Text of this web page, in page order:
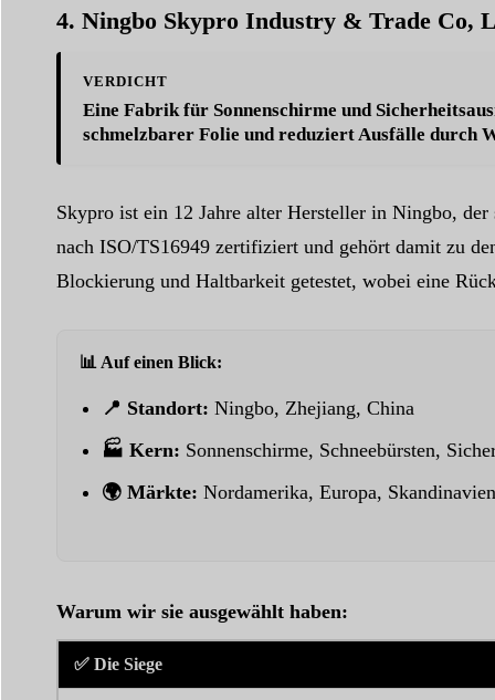
4. Ningbo Skypro Industry & Trade Co,
VERDICHT
Eine Fabrik für Sonnenschirme und
schmelzbarer Folie und reduziert Ausfälle durch
Skypro ist ein 12 Jahre alter Hersteller in Ningbo,
nach ISO/TS16949 zertifiziert und gehört damit zu
Blockierung und Haltbarkeit getestet, wobei eine
📊 Auf einen Blick:
📍 Standort: Ningbo, Zhejiang, China
🏭 Kern: Sonnenschirme, Schneebürsten,
🌍 Märkte: Nordamerika, Europa, Skandinavien
Warum wir sie ausgewählt haben:
✅ Die Siege